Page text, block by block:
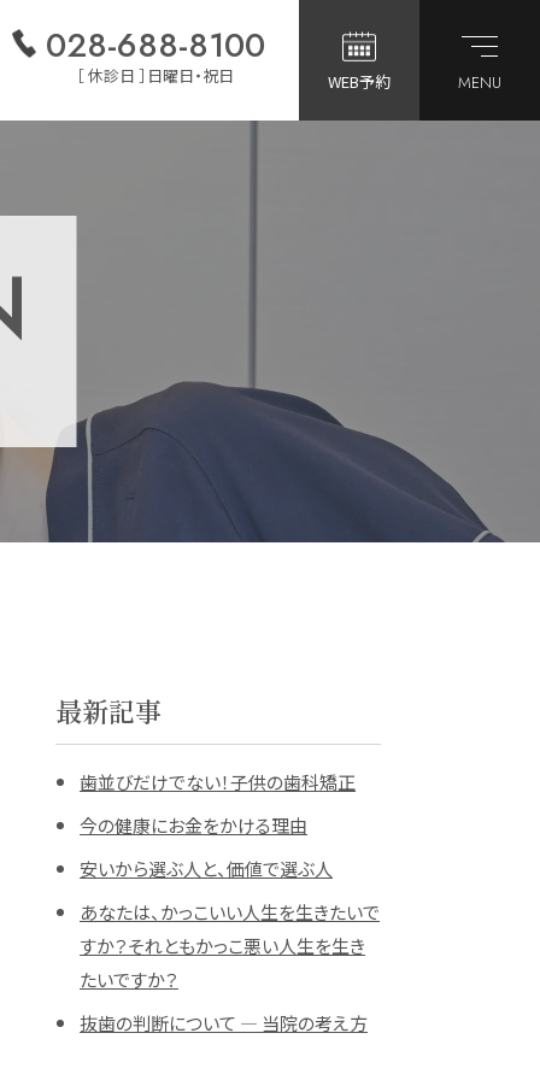
028-688-8100
［ 休診日 ］日曜日・祝日 WEB予約 MENU
最新記事
歯並びだけでない！子供の歯科矯正
今の健康にお金をかける理由
安いから選ぶ人と、価値で選ぶ人
あなたは、かっこいい人生を生きたいで
すか？それともかっこ悪い人生を生き
たいですか？
抜歯の判断について ― 当院の考え方